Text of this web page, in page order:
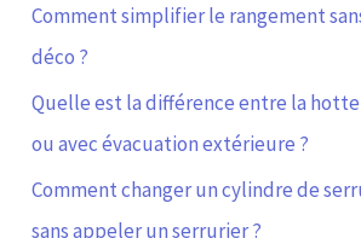
Comment simplifier le rangement
déco ?
Quelle est la différence entre la
ou avec évacuation extérieure ?
Comment changer un cylindre de
sans appeler un serrurier ?